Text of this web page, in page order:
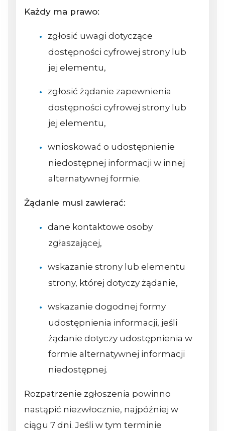
Każdy ma prawo:
zgłosić uwagi dotyczące
dostępności cyfrowej strony lub
jej elementu,
zgłosić żądanie zapewnienia
dostępności cyfrowej strony lub
jej elementu,
wnioskować o udostępnienie
niedostępnej informacji w innej
alternatywnej formie.
Żądanie musi zawierać:
dane kontaktowe osoby
zgłaszającej,
wskazanie strony lub elementu
strony, której dotyczy żądanie,
wskazanie dogodnej formy
udostępnienia informacji, jeśli
żądanie dotyczy udostępnienia w
formie alternatywnej informacji
niedostępnej.
Rozpatrzenie zgłoszenia powinno
nastąpić niezwłocznie, najpóźniej w
ciągu 7 dni. Jeśli w tym terminie